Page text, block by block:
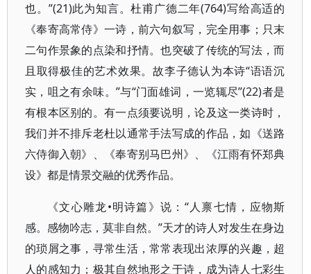
也。”(21)此为知言。杜甫广德二年(764)写给高适的
《奉寄高常侍》一诗，前六句叙写，完全用事；只末
二句作景象的点染和抒情。也突破了传统的写法，而
且取得极佳的艺术效果。故李子德认为本诗“语语沉
实，咀之有余味。”与“门面雄词，一览辄尽”(22)者是
有根本区别的。有一点须要说明，论及这一类诗时，
我们并不排斥老杜以通常手法写成的作品，如《送路
六侍御入朝》、《奉寄别马巴州》、《江雨有怀郑典
设》都是情景交融的优秀作品。
《文心雕龙•明诗篇》说：“人禀七情，应物斯
感。感物吟志，莫非自然。”天才的诗人对发生在身边
的琐屑之事，寻常生活，常常表现出浓厚的兴趣，超
人的感知力；极其自然地形之于诗，成为诗人七彩生